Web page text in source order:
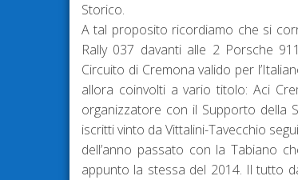
Storico.
A tal proposito ricordiamo che si
Rally 037 davanti alle 2 Porsche
Circuito di Cremona valido per
allora coinvolti a vario titolo: Aci
organizzatore con il Supporto della
iscritti vinto da Vittalini-Tavecchio
dell’anno passato con la Tabiano
appunto la stessa del 2014. Il tutto